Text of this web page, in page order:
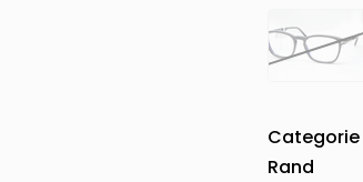
Categorie
Rand